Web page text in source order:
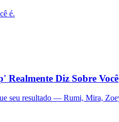
é.
Realmente Diz Sobre Você
seu resultado — Rumi, Mira,